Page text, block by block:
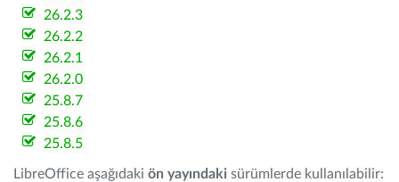
26.2.3
26.2.2
26.2.1
26.2.0
25.8.7
25.8.6
25.8.5
LibreOffice aşağıdaki ön yayındaki sürümlerde kullanılabilir: